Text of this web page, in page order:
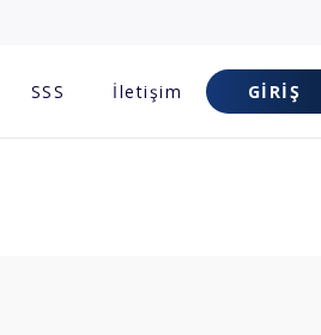
SSS İletişim GIRIŞ